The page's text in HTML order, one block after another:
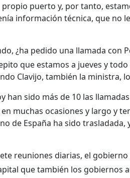
puerto y, por tanto,
información técnica, que no
¿ha pedido una llamada con
que estamos a jueves y
Clavijo, también la ministra,
han sido más de 10 las
muchas ocasiones y largo y
de España ha sido trasladada,
reuniones diarias, el gobierno
que también los gobiernos